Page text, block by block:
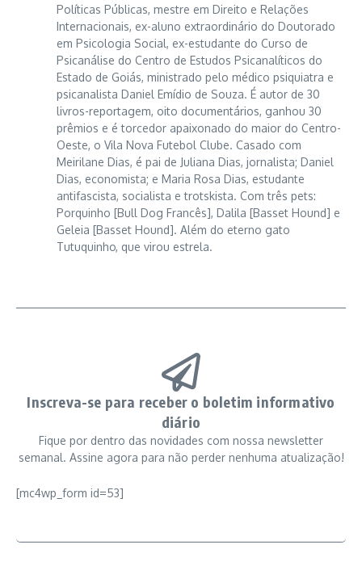
Políticas Públicas, mestre em Direito e Relações
Internacionais, ex-aluno extraordinário do Doutorado
em Psicologia Social, ex-estudante do Curso de
Psicanálise do Centro de Estudos Psicanalíticos do
Estado de Goiás, ministrado pelo médico psiquiatra e
psicanalista Daniel Emídio de Souza. É autor de 30
livros-reportagem, oito documentários, ganhou 30
prêmios e é torcedor apaixonado do maior do Centro-
Oeste, o Vila Nova Futebol Clube. Casado com
Meirilane Dias, é pai de Juliana Dias, jornalista; Daniel
Dias, economista; e Maria Rosa Dias, estudante
antifascista, socialista e trotskista. Com três pets:
Porquinho [Bull Dog Francês], Dalila [Basset Hound] e
Geleia [Basset Hound]. Além do eterno gato
Tutuquinho, que virou estrela.
Inscreva-se para receber o boletim informativo
diário
Fique por dentro das novidades com nossa newsletter
semanal. Assine agora para não perder nenhuma atualização!
[mc4wp_form id=53]